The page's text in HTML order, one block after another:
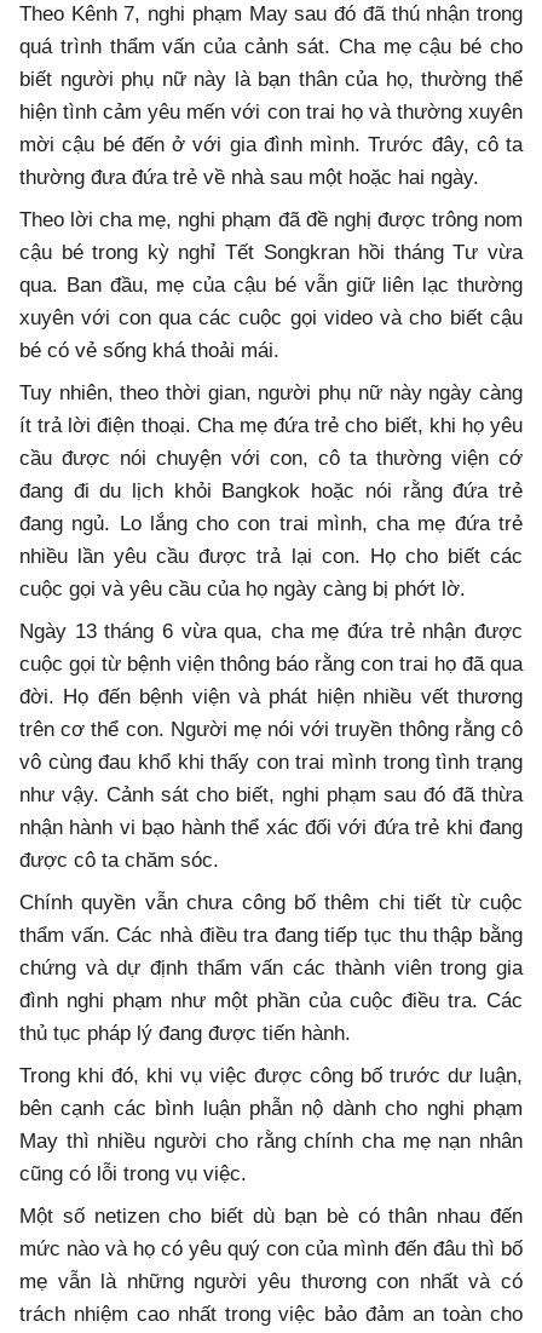
Theo Kênh 7, nghi phạm May sau đó đã thú nhận trong
quá trình thẩm vấn của cảnh sát. Cha mẹ cậu bé cho
biết người phụ nữ này là bạn thân của họ, thường thể
hiện tình cảm yêu mến với con trai họ và thường xuyên
mời cậu bé đến ở với gia đình mình. Trước đây, cô ta
thường đưa đứa trẻ về nhà sau một hoặc hai ngày.
Theo lời cha mẹ, nghi phạm đã đề nghị được trông nom
cậu bé trong kỳ nghỉ Tết Songkran hồi tháng Tư vừa
qua. Ban đầu, mẹ của cậu bé vẫn giữ liên lạc thường
xuyên với con qua các cuộc gọi video và cho biết cậu
bé có vẻ sống khá thoải mái.
Tuy nhiên, theo thời gian, người phụ nữ này ngày càng
ít trả lời điện thoại. Cha mẹ đứa trẻ cho biết, khi họ yêu
cầu được nói chuyện với con, cô ta thường viện cớ
đang đi du lịch khỏi Bangkok hoặc nói rằng đứa trẻ
đang ngủ. Lo lắng cho con trai mình, cha mẹ đứa trẻ
nhiều lần yêu cầu được trả lại con. Họ cho biết các
cuộc gọi và yêu cầu của họ ngày càng bị phớt lờ.
Ngày 13 tháng 6 vừa qua, cha mẹ đứa trẻ nhận được
cuộc gọi từ bệnh viện thông báo rằng con trai họ đã qua
đời. Họ đến bệnh viện và phát hiện nhiều vết thương
trên cơ thể con. Người mẹ nói với truyền thông rằng cô
vô cùng đau khổ khi thấy con trai mình trong tình trạng
như vậy. Cảnh sát cho biết, nghi phạm sau đó đã thừa
nhận hành vi bạo hành thể xác đối với đứa trẻ khi đang
được cô ta chăm sóc.
Chính quyền vẫn chưa công bố thêm chi tiết từ cuộc
thẩm vấn. Các nhà điều tra đang tiếp tục thu thập bằng
chứng và dự định thẩm vấn các thành viên trong gia
đình nghi phạm như một phần của cuộc điều tra. Các
thủ tục pháp lý đang được tiến hành.
Trong khi đó, khi vụ việc được công bố trước dư luận,
bên cạnh các bình luận phẫn nộ dành cho nghi phạm
May thì nhiều người cho rằng chính cha mẹ nạn nhân
cũng có lỗi trong vụ việc.
Một số netizen cho biết dù bạn bè có thân nhau đến
mức nào và họ có yêu quý con của mình đến đâu thì bố
mẹ vẫn là những người yêu thương con nhất và có
trách nhiệm cao nhất trong việc bảo đảm an toàn cho